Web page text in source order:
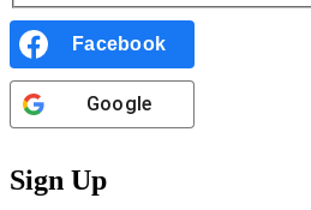
Facebook
Google
Sign Up